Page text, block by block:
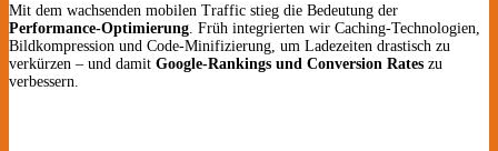
Mit dem wachsenden mobilen Traffic stieg die Bedeutung der
Performance-Optimierung . Früh integrierten wir Caching-Technologien,
Bildkompression und Code-Minifizierung, um Ladezeiten drastisch zu
verkürzen – und damit Google-Rankings und Conversion Rates zu
verbessern.